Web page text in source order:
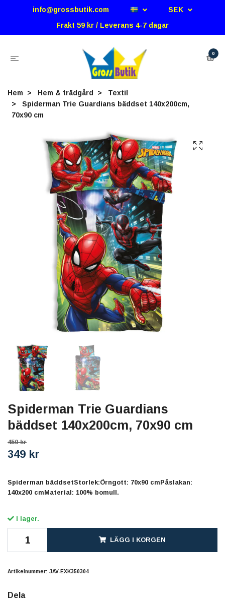
info@grossbutik.com
SEK
Frakt 59 kr / Leverans 4-7 dagar
0
Hem Hem & trädgård
Textil
Spiderman Trie Guardians bäddset 140x200cm,
70x90 cm
Spiderman Trie Guardians
bäddset 140x200cm, 70x90 cm
450 kr
349 kr
Spiderman bäddsetStorlek:Örngott: 70x90 cmPåslakan:
140x200 cmMaterial: 100% bomull.
I lager.
LÄGG I KORGEN
Artikelnummer: JAV-EXK350304
Dela